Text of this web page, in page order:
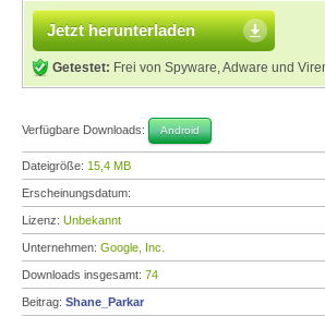
Jetzt herunterladen
Getestet: Frei von Spyware, Adware und
Verfügbare Downloads: Android
Dateigröße: 15,4 MB
Erscheinungsdatum:
Lizenz: Unbekannt
Unternehmen: Google, Inc.
Downloads insgesamt: 74
Beitrag: Shane_Parkar